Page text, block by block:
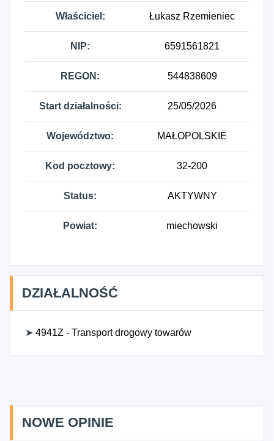
Właściciel: Łukasz Rzemieniec
NIP: 6591561821
REGON: 544838609
Start działalności: 25/05/2026
Województwo: MAŁOPOLSKIE
Kod pocztowy: 32-200
Status: AKTYWNY
Powiat: miechowski
DZIAŁALNOŚĆ
➤ 4941Z - Transport drogowy towarów
NOWE OPINIE